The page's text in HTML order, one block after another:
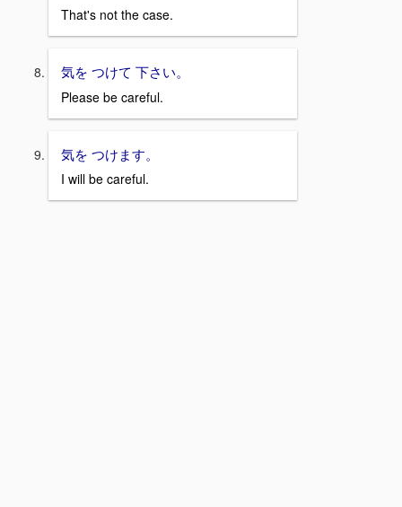
That's not the case.
気を つけて 下さい。
Please be careful.
気を つけます。
I will be careful.